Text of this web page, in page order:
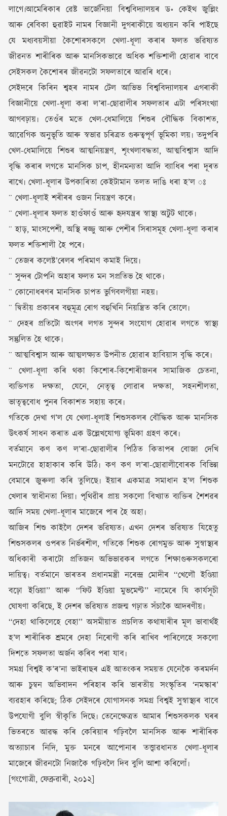
লাগে৷আমেৰিকাৰ ৱেষ্ট ভাৰ্জেনিয়া বিশ্ববিদ্যালয়ৰ ড॰ কেইথ জুল্লিং
আৰু ৰেবিকা হুৱাইট নামৰ বিজ্ঞানী দুগৰাকীয়ে অধ্যয়ন কৰি পাইছে
যে মধ্যবয়সীয়া কৈশোৰসকলে খেলা-ধূলা কৰাৰ ফলত ভৱিষ্যত
জীৱনত শাৰীৰিক আৰু মানসিকভাৱে অধিক শক্তিশালী হোৱাৰ বাবে
সেইসকল কৈশোৰৰ জীৱনটো সফলতাৰে আৱৰি ধৰে৷
সেইদৰে কিৰিন শ্বহৰ নামৰ টেল আভিভ বিশ্ববিদ্যালয়ৰ এগৰাকী
বিজ্ঞানীয়ে খেলা-ধূলা কৰা ল’ৰা-ছোৱালীৰ সফলতাৰ এটা পৰিসংখ্যা
আগবঢ়ায়৷ তেওঁৰ মতে খেল-ধেমালিয়ে শিশুৰ বৌদ্ধিক বিকাশত,
আৱেগিক অনুভূতি আৰু স্বভাৱ চৰিত্ৰত গুৰুত্বপূৰ্ণ ভূমিকা লয়৷ তদুপৰি
খেল-ধেমালিয়ে শিশুৰ আত্মনিয়ন্ত্ৰণ, শৃংখলাবদ্ধতা, আত্মবিশ্বাস আদি
বৃদ্ধি কৰাৰ লগতে মানসিক চাপ, হীনমন্যতা আদি ব্যাধিৰ পৰা দূৰত
ৰাখে৷ খেলা-ধূলাৰ উপকাৰিতা কেইটামান তলত দাঙি ধৰা হ’ল ঃ
¨ খেলা-ধূলাই শৰীৰৰ ওজন নিয়ন্ত্ৰণ কৰে৷
¨ খেলা-ধূলাৰ ফলত হাওঁফাওঁ আৰু হৃদযন্ত্ৰৰ স্বাস্থ্য অটুট থাকে৷
¨ হাড়, মাংসপেশী, অস্থি ৰজ্জু আৰু পেশীৰ সিৰাসমূহ খেলা-ধূলা কৰাৰ
ফলত শক্তিশালী হৈ পৰে৷
¨ তেজৰ কলেষ্ট’ৰেলৰ পৰিমাণ কমাই দিয়ে৷
¨ সুন্দৰ টোপনি অহাৰ ফলত মন সপ্ৰতিভ হৈ থাকে৷
¨ কোনোধৰণৰ মানসিক চাপত ভুগিবলগীয়া নহয়৷
¨ দ্বিতীয় প্ৰকাৰৰ বহুমূত্ৰ ৰোগ বহুখিনি নিয়ন্ত্ৰিত কৰি তোলে৷
¨ দেহৰ প্ৰতিটো অংগৰ লগত সুন্দৰ সংযোগ হোৱাৰ লগতে স্বাস্থ্য
সন্তুলিত হৈ থাকে৷
¨ আত্মবিশ্বাস আৰু আত্মলক্ষ্যত উপনীত হোৱাৰ হাবিয়াস বৃদ্ধি কৰে৷
¨ খেলা-ধূলা কৰি থকা কিশোৰ-কিশোৰীজনৰ সামাজিক চেতনা,
ব্যক্তিগত দক্ষতা, যেনে, নেতৃত্ব লোৱাৰ দক্ষতা, সহনশীলতা,
ভাতৃত্ববোধ পুনৰ বিকাশত সহায় কৰে৷
গতিকে দেখা গ’ল যে খেলা-ধূলাই শিশুসকলৰ বৌদ্ধিক আৰু মানসিক
উৎকৰ্ষ সাধন কৰাত এক উল্লেখযোগ্য ভূমিকা গ্ৰহণ কৰে৷
বৰ্তমানে কণ কণ ল’ৰা-ছোৱালীৰ পিঠিত কিতাপৰ বোজা দেখি
মনটোৱে হাহাকাৰ কৰি উঠি৷ কণ কণ ল’ৰা-ছোৱালীবোৰক বিভিন্ন
বেমাৰে জুৰুলা কৰি তুলিছে৷ ইয়াৰ একমাত্ৰ সমাধান হ’ল শিশুক
খেলাৰ স্বাধীনতা দিয়া৷ পৃথিৱীৰ প্ৰায় সকলো বিখ্যাত ব্যক্তিৰ শৈশৱৰ
আদি সময় খেলা-ধূলাৰ মাজেৰে পাৰ হৈ অহা৷
আজিৰ শিশু কাইলৈ দেশৰ ভৱিষ্যত৷ এখন দেশৰ ভৱিষ্যত যিহেতু
শিশুসকলৰ ওপৰত নিৰ্ভৰশীল, গতিকে শিশুক ৰোগমুক্ত আৰু সুস্বাস্থ্যৰ
অধিকাৰী কৰাটো প্ৰতিজন অভিভাৱকৰ লগতে শিক্ষাগুৰুসকলৰো
দায়িত্ব৷ বৰ্তমানে ভাৰতৰ প্ৰধানমন্ত্ৰী নৰেন্দ্ৰ মোদীৰ ‘‘খেলৌ ইণ্ডিয়া
বঢ়ো ইণ্ডিয়া’’ আৰু ‘‘ফিট ইণ্ডিয়া মুভমেণ্ট’’ নামেৰে যি কাৰ্যসূচী
ঘোষণা কৰিছে, ই দেশৰ ভৱিষ্যত প্ৰজন্ম গঢ়াত সঁচাকৈ আদৰণীয়৷
‘‘দেহা থাকিলেহে বেহা’’ অসমীয়াত প্ৰচলিত কথাষাৰীৰ মূল ভাবাৰ্থই
হ’ল শাৰীৰিক শ্ৰমৰে দেহা নিৰোগী কৰি ৰাখিব পাৰিলেহে সকলো
দিশতে সফলতা অৰ্জন কৰিব পৰা যাব৷
সমগ্ৰ বিশ্বই ক’ৰ’না ভাইৰাছৰ এই আতংকৰ সময়ত যেনেকৈ কৰমৰ্দন
আৰু চুম্বন অভিবাদন পৰিহাৰ কৰি ভাৰতীয় সংস্কৃতিৰ ‘নমস্কাৰ’
ব্যৱহাৰ কৰিছে; ঠিক সেইদৰে যোগাসনক সমগ্ৰ বিশ্বই সুস্বাস্থ্যৰ বাবে
উপযোগী বুলি স্বীকৃতি দিছে৷ তেনেক্ষেত্ৰত আমাৰ শিশুসকলক ঘৰৰ
ভিতৰতে আৱদ্ধ কৰি কেৰিয়াৰ গঢ়িবলৈ মানসিক আৰু শাৰীৰিক
অত্যাচাৰ নিদি, মুক্ত মনৰে আপোনাৰ তত্ত্বাৱধানত খেলা-ধূলাৰ
মাজেৰে জীৱনটো নিজাকৈ গঢ়িবলৈ দিব বুলি আশা কৰিলোঁ৷
[গংগোত্ৰী, ফেব্ৰুৱাৰী, ২০১২]